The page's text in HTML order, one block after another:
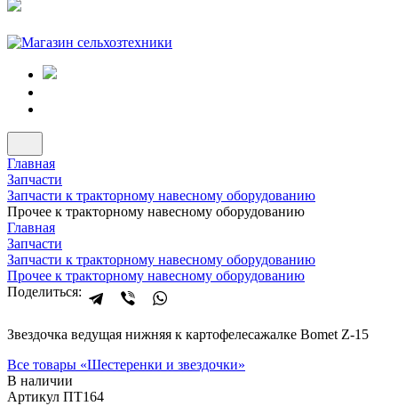
Главная
Запчасти
Запчасти к тракторному навесному оборудованию
Прочее к тракторному навесному оборудованию
Главная
Запчасти
Запчасти к тракторному навесному оборудованию
Прочее к тракторному навесному оборудованию
Поделиться:
Звездочка ведущая нижняя к картофелесажалке Вomet Z-15
Все товары «Шестеренки и звездочки»
В наличии
Артикул ПТ164